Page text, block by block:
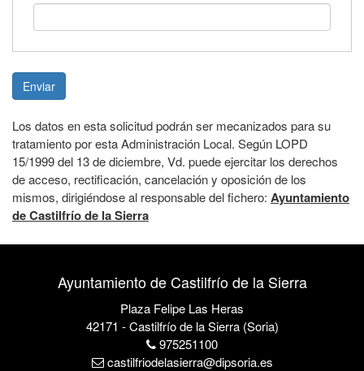
Enviar
Los datos en esta solicitud podrán ser mecanizados para su
tratamiento por esta Administración Local. Según LOPD
15/1999 del 13 de diciembre, Vd. puede ejercitar los derechos
de acceso, rectificación, cancelación y oposición de los
mismos, dirigiéndose al responsable del fichero: Ayuntamiento
de Castilfrío de la Sierra
Ayuntamiento de Castilfrío de la Sierra
Plaza Felipe Las Heras
42171 - Castilfrío de la Sierra (Soria)
975251100
castilfriodelasierra@dipsoria.es